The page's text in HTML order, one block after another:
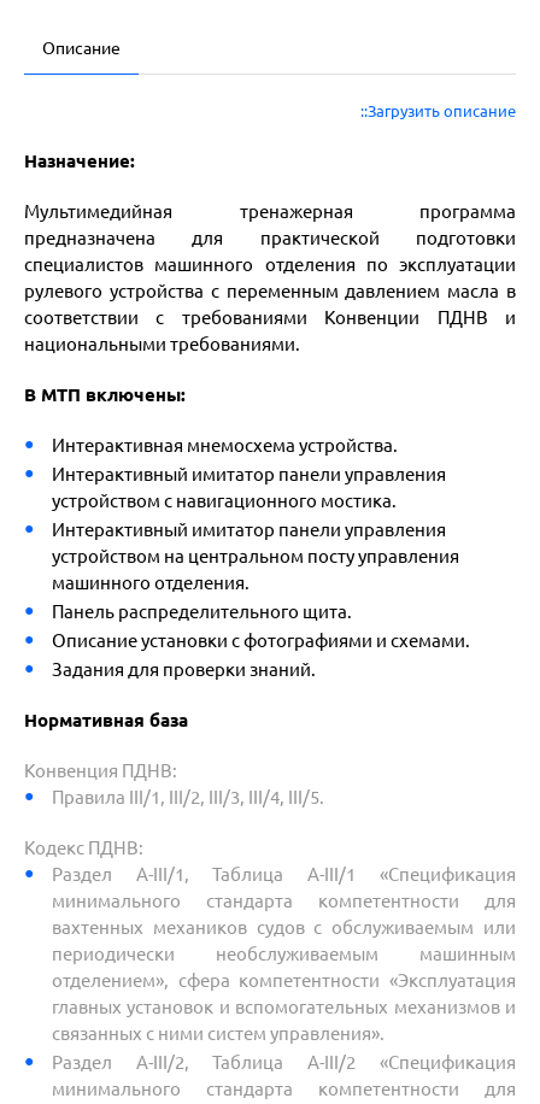
Описание
::Загрузить описание
Назначение:
Мультимедийная тренажерная программа
предназначена для практической подготовки
специалистов машинного отделения по эксплуатации
рулевого устройства с переменным давлением масла в
соответствии с требованиями Конвенции ПДНВ и
национальными требованиями.
В МТП включены:
Интерактивная мнемосхема устройства.
Интерактивный имитатор панели управления
устройством с навигационного мостика.
Интерактивный имитатор панели управления
устройством на центральном посту управления
машинного отделения.
Панель распределительного щита.
Описание установки с фотографиями и схемами.
Задания для проверки знаний.
Нормативная база
Конвенция ПДНВ:
Правила III/1, III/2, III/3, III/4, III/5.
Кодекс ПДНВ:
Раздел A-III/1, Таблица A-III/1 «Спецификация
минимального стандарта компетентности для
вахтенных механиков судов с обслуживаемым или
периодически необслуживаемым машинным
отделением», сфера компетентности «Эксплуатация
главных установок и вспомогательных механизмов и
связанных с ними систем управления».
Раздел A-III/2, Таблица A-III/2 «Спецификация
минимального стандарта компетентности для